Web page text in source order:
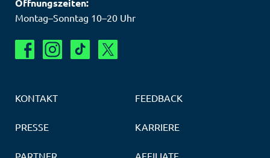
Öffnungszeiten:
Montag–Sonntag 10–20 Uhr
KONTAKT FEEDBACK
PRESSE KARRIERE
PARTNER AFFILIATE